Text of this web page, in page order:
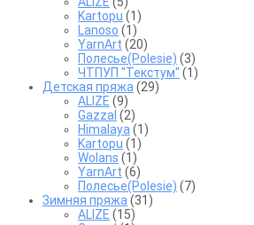
Kartopu (1)
Lanoso (1)
YarnArt (20)
Полесье(Polesie) (3)
ЧТПУП "Текстум" (1)
Детская пряжа (29)
ALIZE (9)
Gazzal (2)
Himalaya (1)
Kartopu (1)
Wolans (1)
YarnArt (6)
Полесье(Polesie) (7)
Зимняя пряжа (31)
ALIZE (15)